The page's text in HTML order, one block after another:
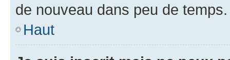
de nouveau dans peu de temps.
Haut